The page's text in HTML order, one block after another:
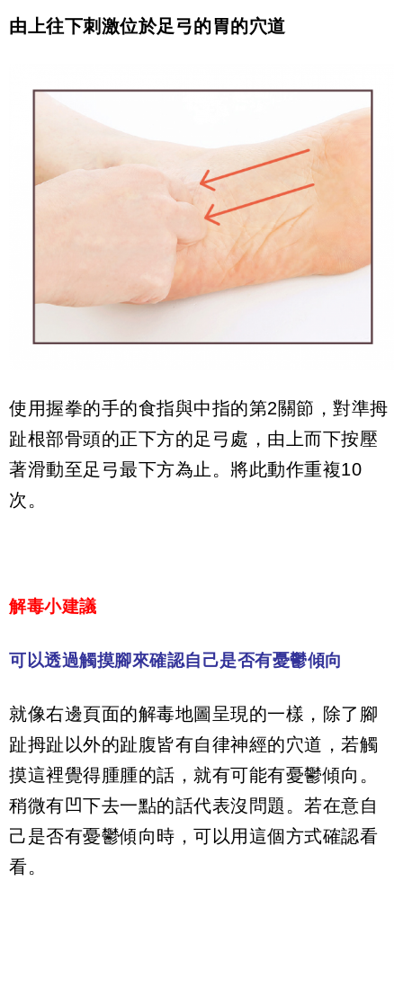
由上往下刺激位於足弓的胃的穴道
使用握拳的手的食指與中指的第2關節，對準拇
趾根部骨頭的正下方的足弓處，由上而下按壓
著滑動至足弓最下方為止。將此動作重複10
次。
解毒小建議
可以透過觸摸腳來確認自己是否有憂鬱傾向
就像右邊頁面的解毒地圖呈現的一樣，除了腳
趾拇趾以外的趾腹皆有自律神經的穴道，若觸
摸這裡覺得腫腫的話，就有可能有憂鬱傾向。
稍微有凹下去一點的話代表沒問題。若在意自
己是否有憂鬱傾向時，可以用這個方式確認看
看。